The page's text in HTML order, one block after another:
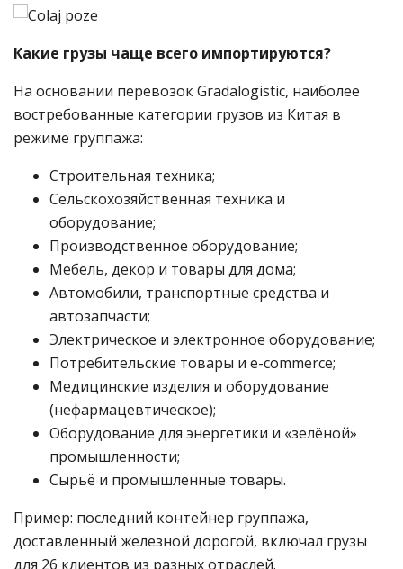
Какие грузы чаще всего импортируются?
На основании перевозок Gradalogistic, наиболее
востребованные категории грузов из Китая в
режиме группажа:
Строительная техника;
Сельскохозяйственная техника и
оборудование;
Производственное оборудование;
Мебель, декор и товары для дома;
Автомобили, транспортные средства и
автозапчасти;
Электрическое и электронное оборудование;
Потребительские товары и e-commerce;
Медицинские изделия и оборудование
(нефармацевтическое);
Оборудование для энергетики и «зелёной»
промышленности;
Сырьё и промышленные товары.
Пример: последний контейнер группажа,
доставленный железной дорогой, включал грузы
для 26 клиентов из разных отраслей.